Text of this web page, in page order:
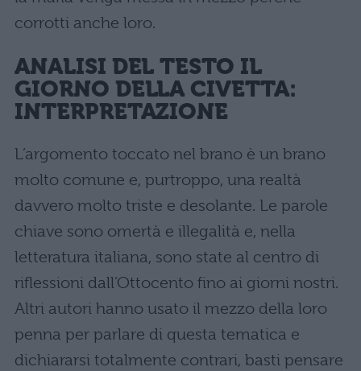
corrotti anche loro.
ANALISI DEL TESTO IL
GIORNO DELLA CIVETTA:
INTERPRETAZIONE
L’argomento toccato nel brano è un brano
molto comune e, purtroppo, una realtà
davvero molto triste e desolante. Le parole
chiave sono omertà e illegalità e, nella
letteratura italiana, sono state al centro di
riflessioni dall’Ottocento fino ai giorni nostri.
Altri autori hanno usato il mezzo della loro
penna per parlare di questa tematica e
dichiararsi totalmente contrari, basti pensare